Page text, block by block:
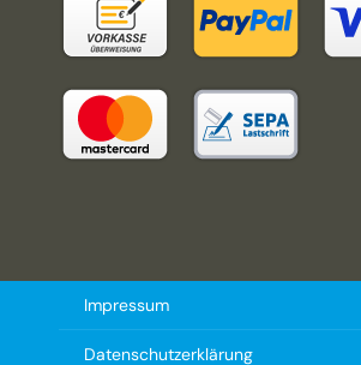
Impressum
Datenschutzerklärung